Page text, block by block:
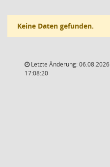
Keine Daten gefunden.
Letzte Änderung: 06.08.2026
17:08:20